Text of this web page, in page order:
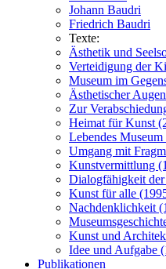
Johann Baudri
Friedrich Baudri
Texte:
Ästhetik und
Verteidigung der
Museum im
Ästhetischer
Zur
Heimat für Kunst
Lebendes
Umgang mit
Kunstvermittlung
Dialogfähigkeit
Kunst für alle
Nachdenklichkeit
Kunst und
Idee und Aufgabe
Publikationen